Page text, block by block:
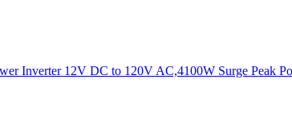
Inverter 12V DC to 120V AC,4100W Surge Peak